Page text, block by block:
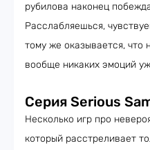
рубилова наконец
Расслабляешься,
тому же оказывается, что
вообще никаких эмоций
Серия Serious
Несколько игр про
который расстреливает